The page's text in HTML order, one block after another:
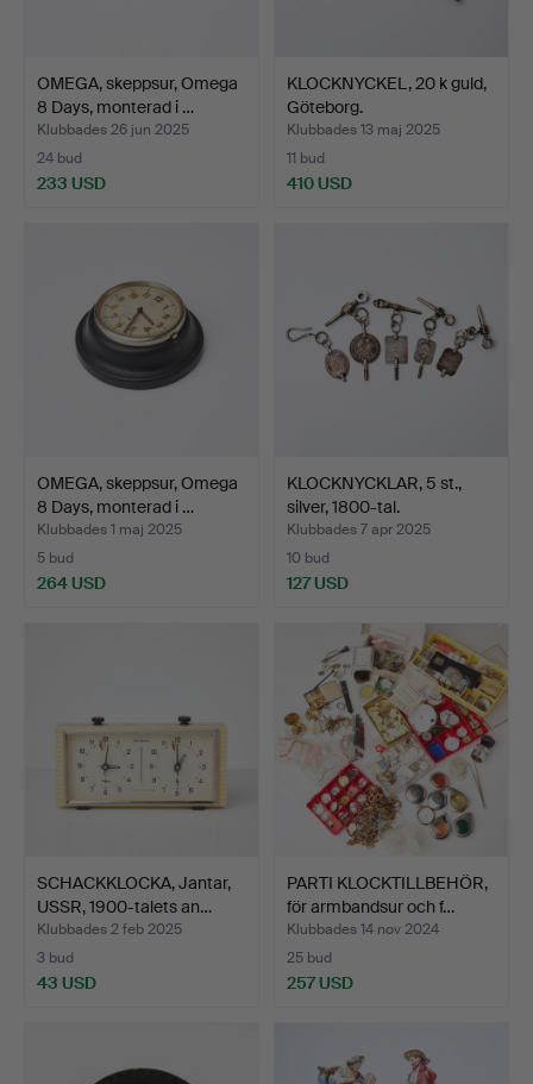
OMEGA, skeppsur, Omega
8 Days, monterad i …
Klubbades 26 jun 2025
24 bud
233 USD
KLOCKNYCKEL, 20 k guld,
Göteborg.
Klubbades 13 maj 2025
11 bud
410 USD
OMEGA, skeppsur, Omega
8 Days, monterad i …
Klubbades 1 maj 2025
5 bud
264 USD
KLOCKNYCKLAR, 5 st.,
silver, 1800-tal.
Klubbades 7 apr 2025
10 bud
127 USD
SCHACKKLOCKA, Jantar,
USSR, 1900-talets an…
Klubbades 2 feb 2025
3 bud
43 USD
PARTI KLOCKTILLBEHÖR,
för armbandsur och f…
Klubbades 14 nov 2024
25 bud
257 USD